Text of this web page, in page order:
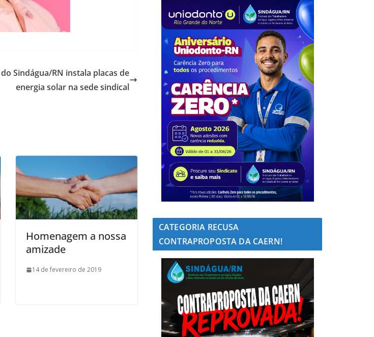
Sindágua/RN instala placas de
energia solar na sede sindical
Homenagem a nossa
amizade
14 de fevereiro de 2019
CATEGORIA RECUSA
CONTRAPROPOSTA DA CAERN!